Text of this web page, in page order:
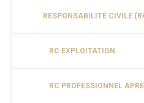
RESPONSABILITÉ CIVILE
RC EXPLOITATION
RC PROFESSIONNEL